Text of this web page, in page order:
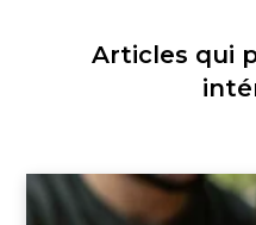
Articles qui